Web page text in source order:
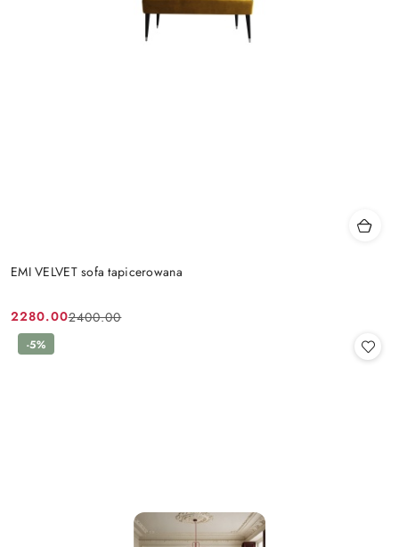
EMI VELVET sofa tapicerowana
Cena
promocyjna:
2280.00
Cena
przed
2400.00
-5%